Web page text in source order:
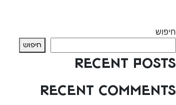
חיפוש
חיפוש
Recent Posts
Recent Comments